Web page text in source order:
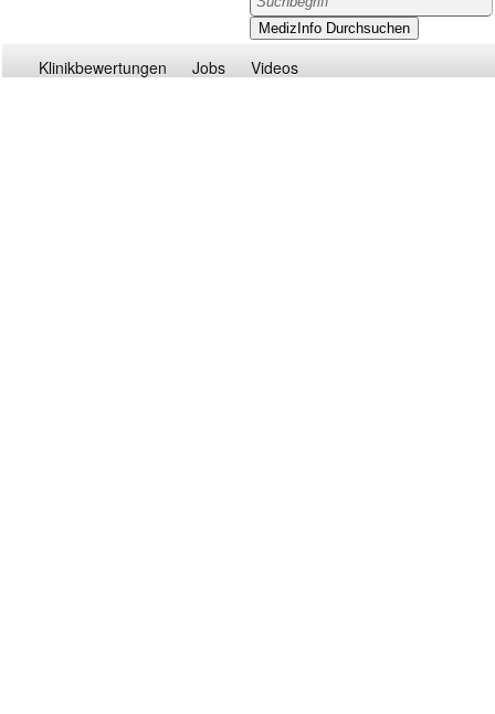
Klinikbewertungen Jobs Videos